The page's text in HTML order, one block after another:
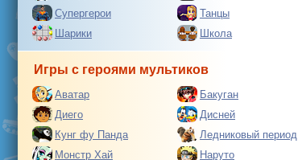
Супергерои
Танцы
Шарики
Школа
Игры с героями мультиков
Аватар Бакуган
Диего
Дисней
Кунг фу Панда
Ледниковый период
Монстр Хай
Наруто